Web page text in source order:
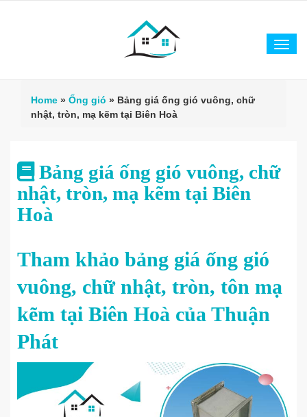
Home » Ống gió » Bảng giá ống gió vuông, chữ
nhật, tròn, mạ kẽm tại Biên Hoà
Bảng giá ống gió vuông, chữ
nhật, tròn, mạ kẽm tại Biên
Hoà
Tham khảo bảng giá ống gió
vuông, chữ nhật, tròn, tôn mạ
kẽm tại Biên Hoà của Thuận
Phát